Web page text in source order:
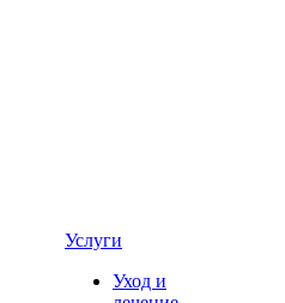
Услуги
Уход и